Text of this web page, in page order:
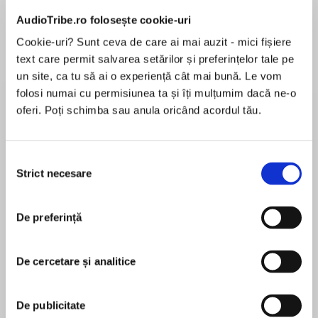
AudioTribe.ro folosește cookie-uri
Cookie-uri? Sunt ceva de care ai mai auzit - mici fișiere
text care permit salvarea setărilor și preferințelor tale pe
un site, ca tu să ai o experiență cât mai bună. Le vom
folosi numai cu permisiunea ta și îți mulțumim dacă ne-o
oferi. Poți schimba sau anula oricând acordul tău.
consimțământului
Strict necesare
De preferință
De cercetare și analitice
De publicitate
Desprecarte
Maridos y mujeres. Madres e hijas. El pasado y
el futuro. La autora del afamado Flores cortadas
vuelve con un electrizante thriller, muy complejo
un caso que puede destruirle. El
descubrimiento de un asesinato en una obra
abandonada conduce a Will Trent y al Georgia
Bureau of Investigation a un caso que se vuelve
identificado como el de un expolicía. Tras hacer
la autopsia, Sara Linto —la nueva forense del
GBI y amante de Will— descubre que la ingente
cantidad de sangre encontrada no pertenece a
MAI MULT
pentru această carte
Karin Slaughter is one of the world's most popular
bestselling author of more than twenty-five